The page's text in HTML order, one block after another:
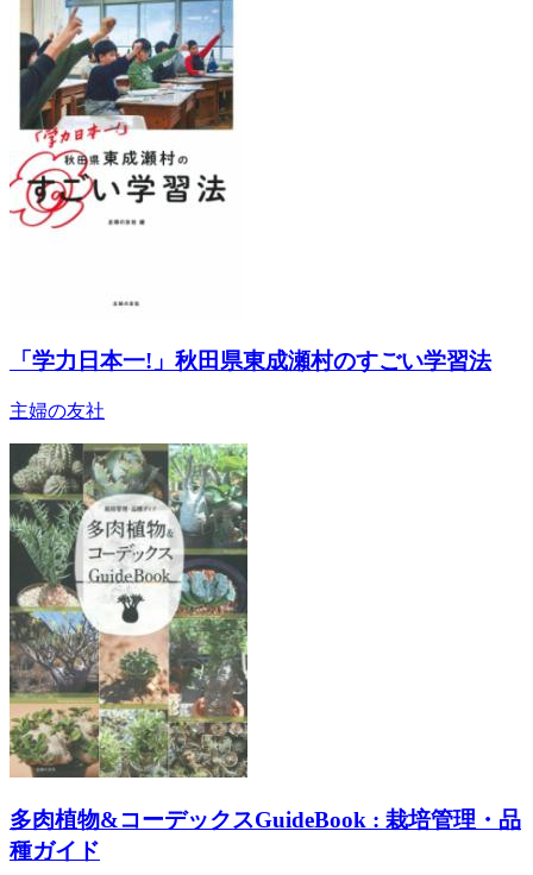
「学力日本一!」秋田県東成瀬村のすごい学習法
主婦の友社
多肉植物&コーデックスGuideBook : 栽培管理・品
種ガイド